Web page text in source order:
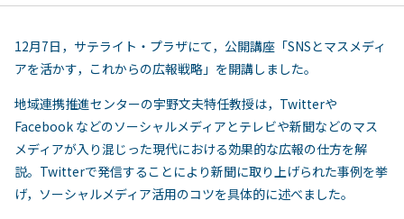
12月7日，サテライト・プラザにて，公開講座「SNSとマスメディ
アを活かす，これからの広報戦略」を開講しました。
地域連携推進センターの宇野文夫特任教授は，Twitterや
Facebook などのソーシャルメディアとテレビや新聞などのマス
メディアが入り混じった現代における効果的な広報の仕方を解
説。Twitterで発信することにより新聞に取り上げられた事例を挙
げ，ソーシャルメディア活用のコツを具体的に述べました。